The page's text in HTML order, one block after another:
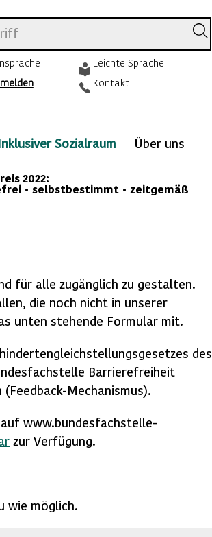
Leichte Sprache
Kontakt
Sozialraum Über uns
2022:
• selbstbestimmt • zeitgemäß
für alle zugänglich zu gestalten.
die noch nicht in unserer
unten stehende Formular mit.
des
Barrierefreiheit
Mechanismus).
www.bundesfachstelle-
zur Verfügung.
wie möglich.